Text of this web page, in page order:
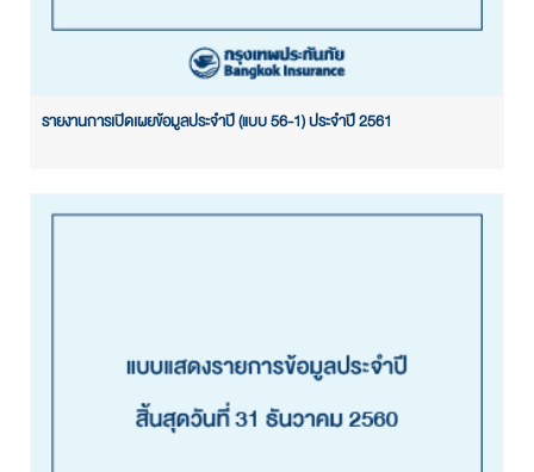
รายงานการเปิดเผยข้อมูลประจำปี (แบบ 56-1) ประจำปี 2561